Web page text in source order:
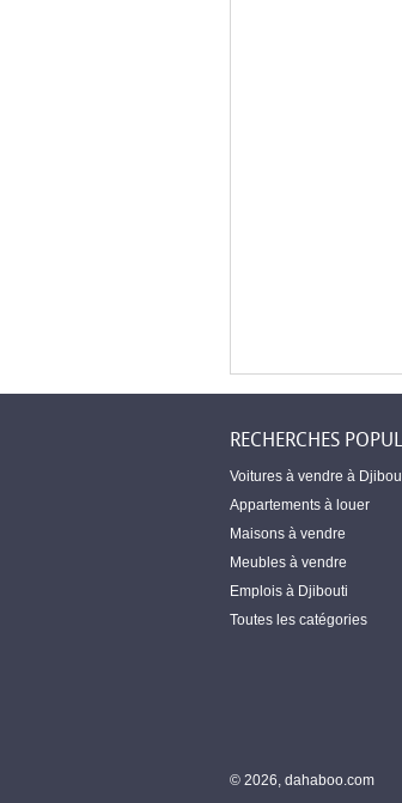
RECHERCHES
Voitures à vendre à
Appartements à louer
Maisons à vendre
Meubles à vendre
Emplois à Djibouti
Toutes les catégories
© 2026, dahaboo.com